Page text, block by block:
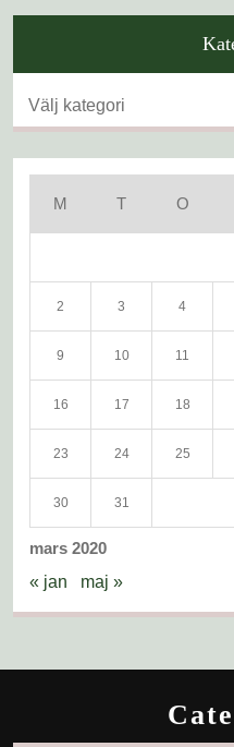
Kategorier
mars 2020
M T O
2 3 4
9 10 11
16 17 18
23 24 25
30 31
« jan maj »